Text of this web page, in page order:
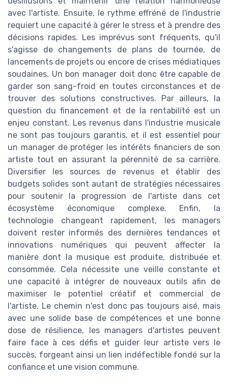
avec l'artiste. Ensuite, le rythme effréné de l'industrie
requiert une capacité à gérer le stress et à prendre des
décisions rapides. Les imprévus sont fréquents, qu'il
s'agisse de changements de plans de tournée, de
lancements de projets ou encore de crises médiatiques
soudaines. Un bon manager doit donc être capable de
garder son sang-froid en toutes circonstances et de
trouver des solutions constructives. Par ailleurs, la
question du financement et de la rentabilité est un
enjeu constant. Les revenus dans l'industrie musicale
ne sont pas toujours garantis, et il est essentiel pour
un manager de protéger les intérêts financiers de son
artiste tout en assurant la pérennité de sa carrière.
Diversifier les sources de revenus et établir des
budgets solides sont autant de stratégies nécessaires
pour soutenir la progression de l'artiste dans cet
écosystème économique complexe. Enfin, la
technologie changeant rapidement, les managers
doivent rester informés des dernières tendances et
innovations numériques qui peuvent affecter la
manière dont la musique est produite, distribuée et
consommée. Cela nécessite une veille constante et
une capacité à intégrer de nouveaux outils afin de
maximiser le potentiel créatif et commercial de
l'artiste. Le chemin n'est donc pas toujours aisé, mais
avec une solide base de compétences et une bonne
dose de résilience, les managers d'artistes peuvent
faire face à ces défis et guider leur artiste vers le
succès, forgeant ainsi un lien indéfectible fondé sur la
confiance et une vision commune.